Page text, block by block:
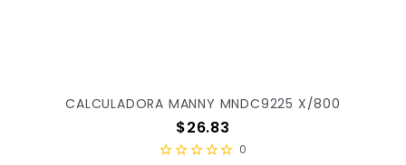
CALCULADORA MANNY MNDC9225 X/800
Precio
$26.83
0